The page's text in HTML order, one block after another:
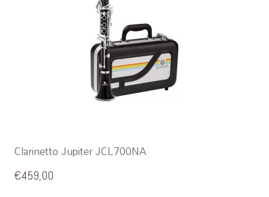
Clarinetto Jupiter JCL700NA
€459,00